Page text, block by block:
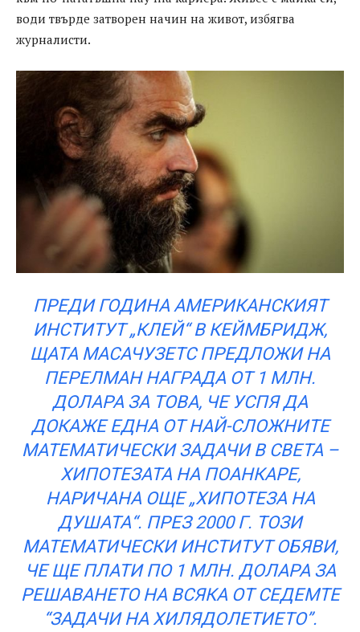
води твърде затворен начин на живот, избягва
журналисти.
ПРЕДИ ГОДИНА АМЕРИКАНСКИЯТ
ИНСТИТУТ „КЛЕЙ“ В КЕЙМБРИДЖ,
ЩАТА МАСАЧУЗЕТС ПРЕДЛОЖИ НА
ПЕРЕЛМАН НАГРАДА ОТ 1 МЛН.
ДОЛАРА ЗА ТОВА, ЧЕ УСПЯ ДА
ДОКАЖЕ ЕДНА ОТ НАЙ-СЛОЖНИТЕ
МАТЕМАТИЧЕСКИ ЗАДАЧИ В СВЕТА –
ХИПОТЕЗАТА НА ПОАНКАРЕ,
НАРИЧАНА ОЩЕ „ХИПОТЕЗА НА
ДУШАТА“. ПРЕЗ 2000 Г. ТОЗИ
МАТЕМАТИЧЕСКИ ИНСТИТУТ ОБЯВИ,
ЧЕ ЩЕ ПЛАТИ ПО 1 МЛН. ДОЛАРА ЗА
РЕШАВАНЕТО НА ВСЯКА ОТ СЕДЕМТЕ
“ЗАДАЧИ НА ХИЛЯДОЛЕТИЕТО”.